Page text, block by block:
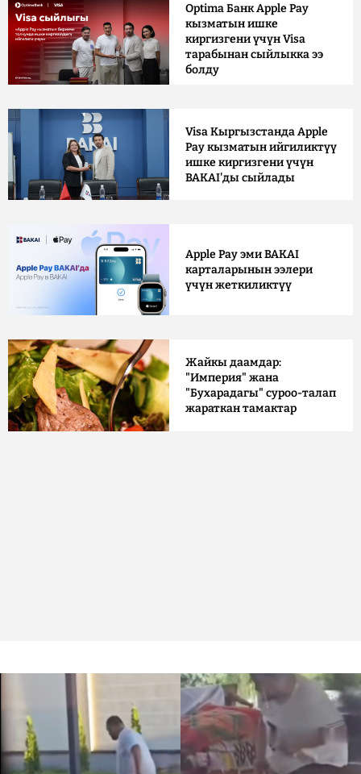
Optima Банк Apple Pay
кызматын ишке
киргизгени үчүн Visa
тарабынан сыйлыкка ээ
болду
Visa Кыргызстанда Apple
Pay кызматын ийгиликтүү
ишке киргизгени үчүн
BAKAI'ды сыйлады
Apple Pay эми BAKAI
карталарынын ээлери
үчүн жеткиликтүү
Жайкы даамдар:
"Империя" жана
"Бухарадагы" суроо-талап
жараткан тамактар